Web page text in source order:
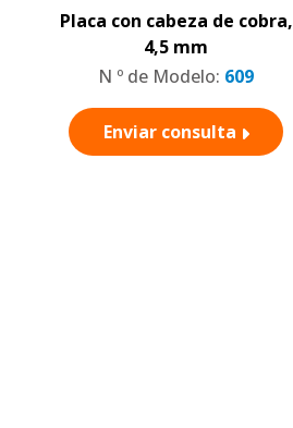
Placa con cabeza de cobra,
4,5 mm
N º de Modelo: 609
Enviar consulta